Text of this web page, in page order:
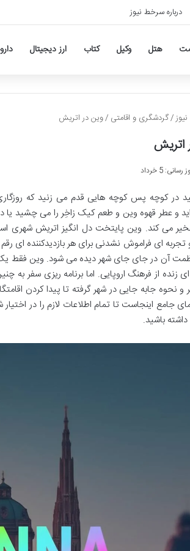
درباره سرخط نیوز
هتل وکیل کتاب ارز دیجیتال
/گردشگری و اقامتی /وین در اتریش
اتریش
5 خرداد
در کوچه پس کوچه هایی قدم می زنید که
و عطر قهوه وین و طعم کیک زاخِر را می چشید یا
می کند. وین پایتخت دل انگیز اتریش شهری
تجربه ای فراموش نشدنی برای هر بازدیدکننده ای
آن در جای جای شهر دیده می شود. وین فقط
زنده از فرهنگ اروپایی. اما برنامه ریزی سفر به
و نحوه جابه جایی در شهر گرفته تا پیدا کردن
جامع اینجاست تا تمام اطلاعات لازم را در
باشید.